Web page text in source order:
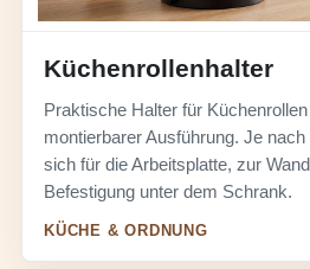
Küchenrollenhalter
Praktische Halter für
montierbarer Ausführung. Je
sich für die Arbeitsplatte, zur
Befestigung unter dem Schrank.
KÜCHE & ORDNUNG